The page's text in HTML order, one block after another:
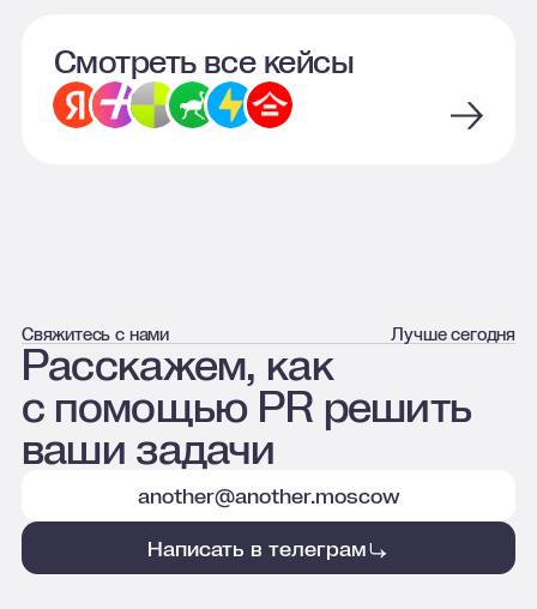
Смотреть все кейсы
Свяжитесь с нами Лучше сегодня
Расскажем, как
с помощью PR решить
ваши задачи
another@another.moscow
Написать в телеграм